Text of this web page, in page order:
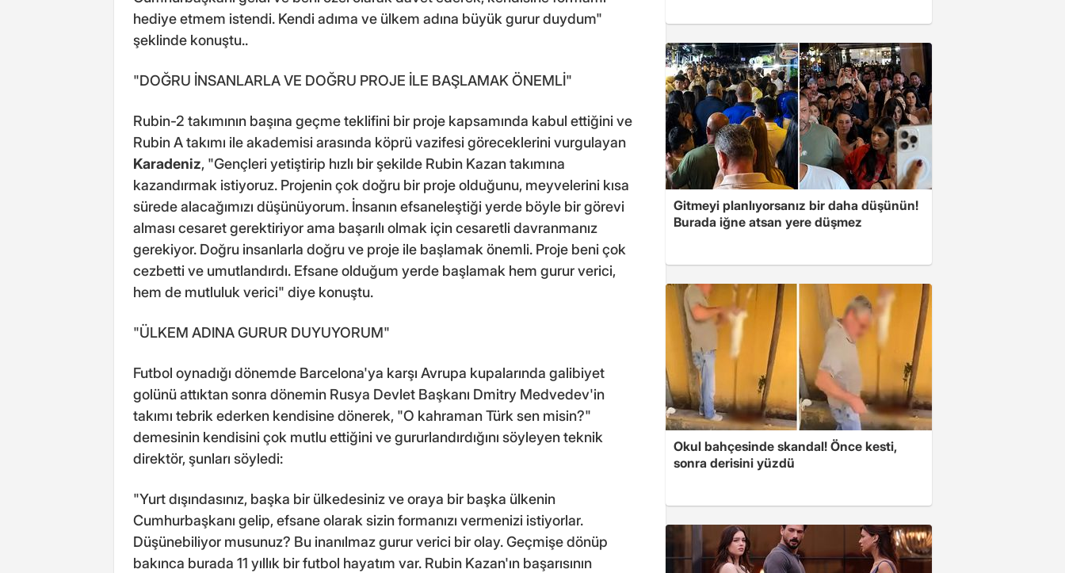
hediye etmem istendi. Kendi adıma ve ülkem adına büyük gurur duydum"
şeklinde konuştu..
"DOĞRU İNSANLARLA VE DOĞRU PROJE İLE BAŞLAMAK ÖNEMLİ"
Rubin-2 takımının başına geçme teklifini bir proje kapsamında kabul ettiğini ve
Rubin A takımı ile akademisi arasında köprü vazifesi göreceklerini vurgulayan
Karadeniz, "Gençleri yetiştirip hızlı bir şekilde Rubin Kazan takımına
kazandırmak istiyoruz. Projenin çok doğru bir proje olduğunu, meyvelerini kısa
sürede alacağımızı düşünüyorum. İnsanın efsaneleştiği yerde böyle bir görevi
alması cesaret gerektiriyor ama başarılı olmak için cesaretli davranmanız
gerekiyor. Doğru insanlarla doğru ve proje ile başlamak önemli. Proje beni çok
cezbetti ve umutlandırdı. Efsane olduğum yerde başlamak hem gurur verici,
hem de mutluluk verici" diye konuştu.
"ÜLKEM ADINA GURUR DUYUYORUM"
Futbol oynadığı dönemde Barcelona'ya karşı Avrupa kupalarında galibiyet
golünü attıktan sonra dönemin Rusya Devlet Başkanı Dmitry Medvedev'in
takımı tebrik ederken kendisine dönerek, "O kahraman Türk sen misin?"
demesinin kendisini çok mutlu ettiğini ve gururlandırdığını söyleyen teknik
direktör, şunları söyledi:
"Yurt dışındasınız, başka bir ülkedesiniz ve oraya bir başka ülkenin
Cumhurbaşkanı gelip, efsane olarak sizin formanızı vermenizi istiyorlar.
Düşünebiliyor musunuz? Bu inanılmaz gurur verici bir olay. Geçmişe dönüp
bakınca burada 11 yıllık bir futbol hayatım var. Rubin Kazan'ın başarısının
Gitmeyi planlıyorsanız bir daha düşünün!
Burada iğne atsan yere düşmez
Okul bahçesinde skandal! Önce kesti,
sonra derisini yüzdü